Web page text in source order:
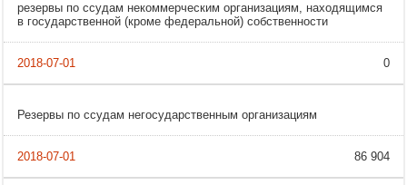
резервы по ссудам некоммерческим организациям, находящимся
в государственной (кроме федеральной) собственности
0
Резервы по ссудам негосударственным организациям
86 904